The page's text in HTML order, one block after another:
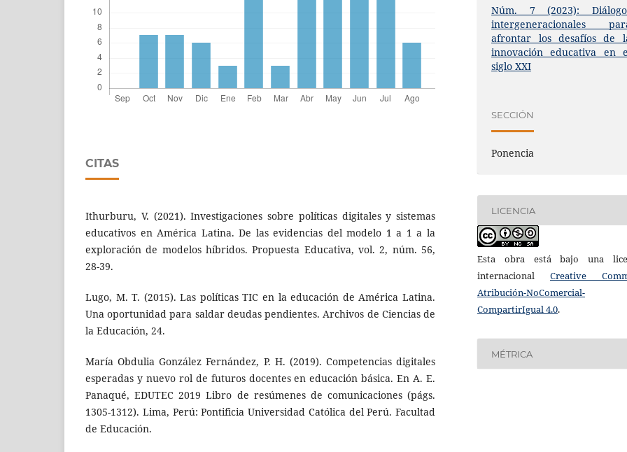
CITAS
Ithurburu, V. (2021). Investigaciones sobre políticas digitales y sistemas
educativos en América Latina. De las evidencias del modelo 1 a 1 a la
exploración de modelos híbridos. Propuesta Educativa, vol. 2, núm. 56,
28-39.
Lugo, M. T. (2015). Las políticas TIC en la educación de América Latina.
Una oportunidad para saldar deudas pendientes. Archivos de Ciencias de
la Educación, 24.
María Obdulia González Fernández, P. H. (2019). Competencias digitales
esperadas y nuevo rol de futuros docentes en educación básica. En A. E.
Panaqué, EDUTEC 2019 Libro de resúmenes de comunicaciones (págs.
1305-1312). Lima, Perú: Pontificia Universidad Católica del Perú. Facultad
de Educación.
Núm. 7 (2023):
intergeneracionales
afrontar los desafíos de
innovación educativa en
siglo XXI
SECCIÓN
Ponencia
LICENCIA
Esta obra está bajo una
internacional Creative
Atribución-NoComercial-
CompartirIgual 4.0.
MÉTRICA